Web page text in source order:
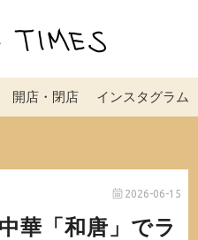
開店・閉店 インスタグラム
2026-06-15
華「和唐」でラ